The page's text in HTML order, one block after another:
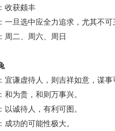
获颇丰
旦选中应全力追求，尤其不可
二、周六、周日
宜谦虚待人，则吉祥如意，谋
为贵，和则万事兴。
诚待人，有利可图。
功的可能性极大。